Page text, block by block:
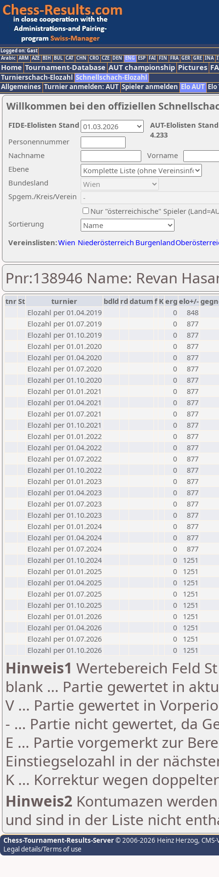
Logged on: Gast
Arabic ARM AZE BIH BUL CAT CHN CRO CZE DEN ENG ESP FAI FIN FRA GER GRE INA
Home Tournament-Database AUT championship Pictures
Turnierschach-Elozahl Schnellschach-Elozahl
Allgemeines Turnier anmelden: AUT Spieler anmelden Elo AUT
Willkommen bei den offiziellen
Nachname
Vorname
Ebene
Sortierung
Personennummer
Bundesland
Spgem./Kreis/Verein
Nur "österreichische" Spieler
Vereinslisten:Wien Niederösterreich Burgenland
AUT-Elolisten
4.233
FIDE-Elolisten Stand
Pnr:138946 Name: Revan
tnrSt turnier bdld rd datumf Kerg elo+/-
Elozahl per 01.04.2019
0
848
Elozahl per 01.07.2019
0
877
Elozahl per 01.10.2019
0
877
Elozahl per 01.01.2020
0
877
Elozahl per 01.04.2020
0
877
Elozahl per 01.07.2020
0
877
Elozahl per 01.10.2020
0
877
Elozahl per 01.01.2021
0
877
Elozahl per 01.04.2021
0
877
Elozahl per 01.07.2021
0
877
Elozahl per 01.10.2021
0
877
Elozahl per 01.01.2022
0
877
Elozahl per 01.04.2022
0
877
Elozahl per 01.07.2022
0
877
Elozahl per 01.10.2022
0
877
Elozahl per 01.01.2023
0
877
Elozahl per 01.04.2023
0
877
Elozahl per 01.07.2023
0
877
Elozahl per 01.10.2023
0
877
Elozahl per 01.01.2024
0
877
Elozahl per 01.04.2024
0
877
Elozahl per 01.07.2024
0
877
Elozahl per 01.10.2024
0
1251
Elozahl per 01.01.2025
0
1251
Elozahl per 01.04.2025
0
1251
Elozahl per 01.07.2025
0
1251
Elozahl per 01.10.2025
0
1251
Elozahl per 01.01.2026
0
1251
Elozahl per 01.04.2026
0
1251
Elozahl per 01.07.2026
0
1251
Elozahl per 01.10.2026
0 1251
Hinweis1 Wertebereich Feld
blank ... Partie gewertet in
V ... Partie gewertet in
- ... Partie nicht gewertet, da
E ... Partie vorgemerkt zur
Einstiegselozahl in der
K ... Korrektur wegen
Hinweis2 Kontumazen
und sind in der Liste nicht
Chess-Tournament-Results-Server© 2006-2026 Heinz Herzog,
Legal details/Terms of use